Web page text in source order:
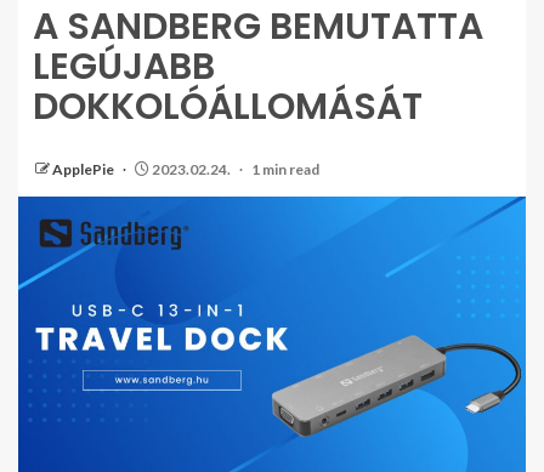
A SANDBERG BEMUTATTA
LEGÚJABB
DOKKOLÓÁLLOMÁSÁT
ApplePie 2023.02.24. 1 min read